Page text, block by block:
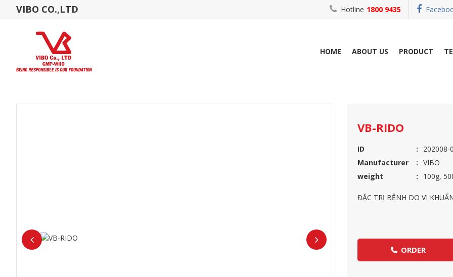
VIBO CO.,LTD Hotline 1800 9435
HOME ABOUT US PRODUCT
Home Page
Product2 List
VB-RIDO
ID
202008-
Manufacturer
VIBO
weight
100g,
ĐẶC TRỊ BỆNH DO VI
ORDER